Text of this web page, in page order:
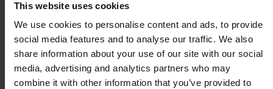
This website uses cookies
We use cookies to personalise content and ads, to provide
social media features and to analyse our traffic. We also
share information about your use of our site with our social
media, advertising and analytics partners who may
combine it with other information that you’ve provided to
À quoi s'attendre
Un parcours guidé en petits groupes, souvent en lumière de bougie ou
en semi-obscurité. Vous passerez de pièces soigneusement dressées à
des scènes qui suggèrent une présence passée. Attendez-vous à une
narration immersive plutôt qu'à des objets étiquetés, et à une ambiance